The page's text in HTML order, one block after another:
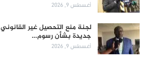
أغسطس 9, 2026
لجنة منع التحصيل غير
جديدة بشأن رسوم…
أغسطس 9, 2026